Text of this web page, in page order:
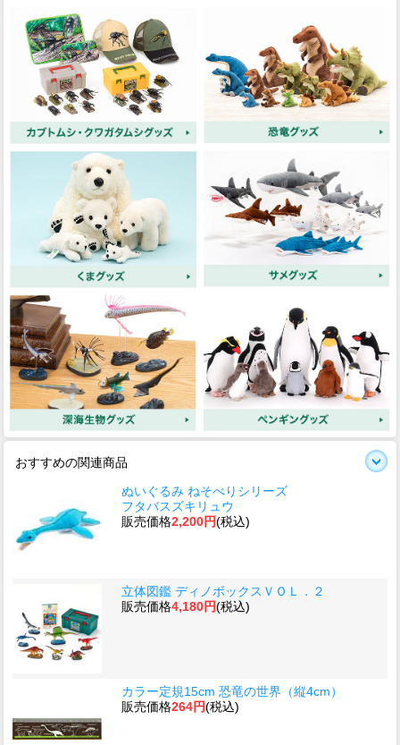
おすすめの関連商品
ぬいぐるみ ねそべりシリーズ
フタバスズキリュウ
販売価格2,200円(税込)
立体図鑑 ディノボックスＶＯＬ．２
販売価格4,180円(税込)
カラー定規15cm 恐竜の世界（縦4cm）
販売価格264円(税込)